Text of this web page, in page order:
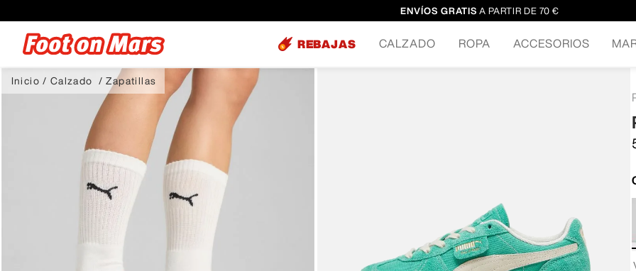
ENVÍOS GRATIS A PARTIR DE 70 €
REBAJAS CALZADO ROPA ACCESORIOS
Calzado Zapatillas